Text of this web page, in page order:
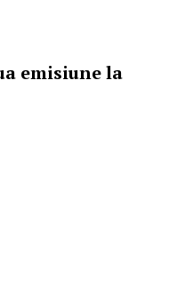
emisiune la